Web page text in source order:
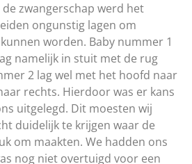
zwangerschap werd het
ongunstig lagen om
worden. Baby nummer 1
namelijk in stuit met de rug
2 lag wel met het hoofd naar
rechts. Hierdoor was er kans
uitgelegd. Dit moesten wij
duidelijk te krijgen waar de
om maakten. We hadden ons
nog niet overtuigd voor een